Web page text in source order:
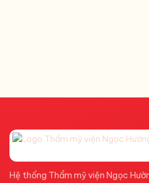
Hệ thống Thẩm mỹ viện Ngọc